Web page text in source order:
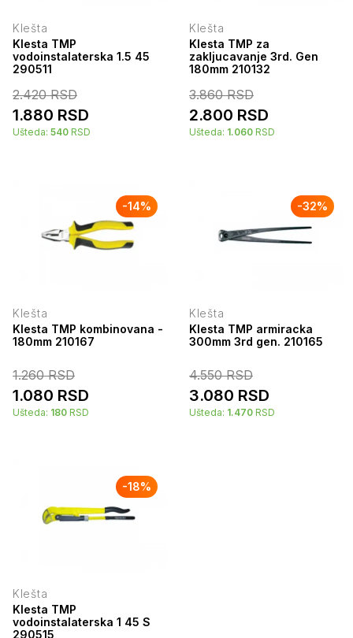
Klešta
Klesta TMP
vodoinstalaterska 1.5 45
290511
2.420RSD
1.880 RSD
Ušteda: 540 RSD
Klešta
Klesta TMP za
zakljucavanje 3rd. Gen
180mm 210132
3.860RSD
2.800 RSD
Ušteda: 1.060 RSD
-14%
Klešta
Klesta TMP kombinovana -
180mm 210167
1.260RSD
1.080 RSD
Ušteda: 180 RSD
-32%
Klešta
Klesta TMP armiracka
300mm 3rd gen. 210165
4.550RSD
3.080 RSD
Ušteda: 1.470 RSD
-18%
Klešta
Klesta TMP
vodoinstalaterska 1 45 S
290515